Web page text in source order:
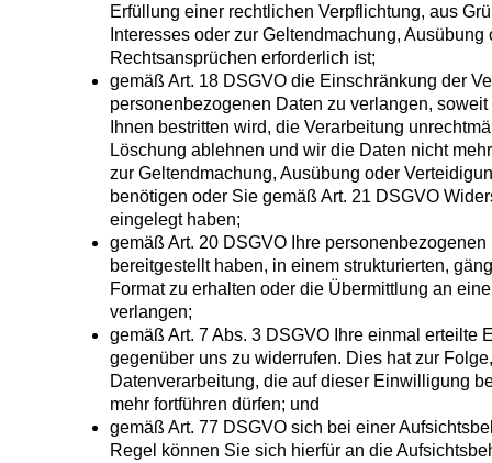
Erfüllung einer rechtlichen Verpflichtung, aus
Interesses oder zur Geltendmachung,
Rechtsansprüchen erforderlich ist;
gemäß Art. 18 DSGVO die Einschränkung der
personenbezogenen Daten zu verlangen,
Ihnen bestritten wird, die Verarbeitung
Löschung ablehnen und wir die Daten nicht
zur Geltendmachung, Ausübung oder
benötigen oder Sie gemäß Art. 21 DSGVO
eingelegt haben;
gemäß Art. 20 DSGVO Ihre
bereitgestellt haben, in einem strukturierten,
Format zu erhalten oder die Übermittlung an
verlangen;
gemäß Art. 7 Abs. 3 DSGVO Ihre einmal erteilte
gegenüber uns zu widerrufen. Dies hat zur
Datenverarbeitung, die auf dieser Einwilligung
mehr fortführen dürfen; und
gemäß Art. 77 DSGVO sich bei einer
Regel können Sie sich hierfür an die